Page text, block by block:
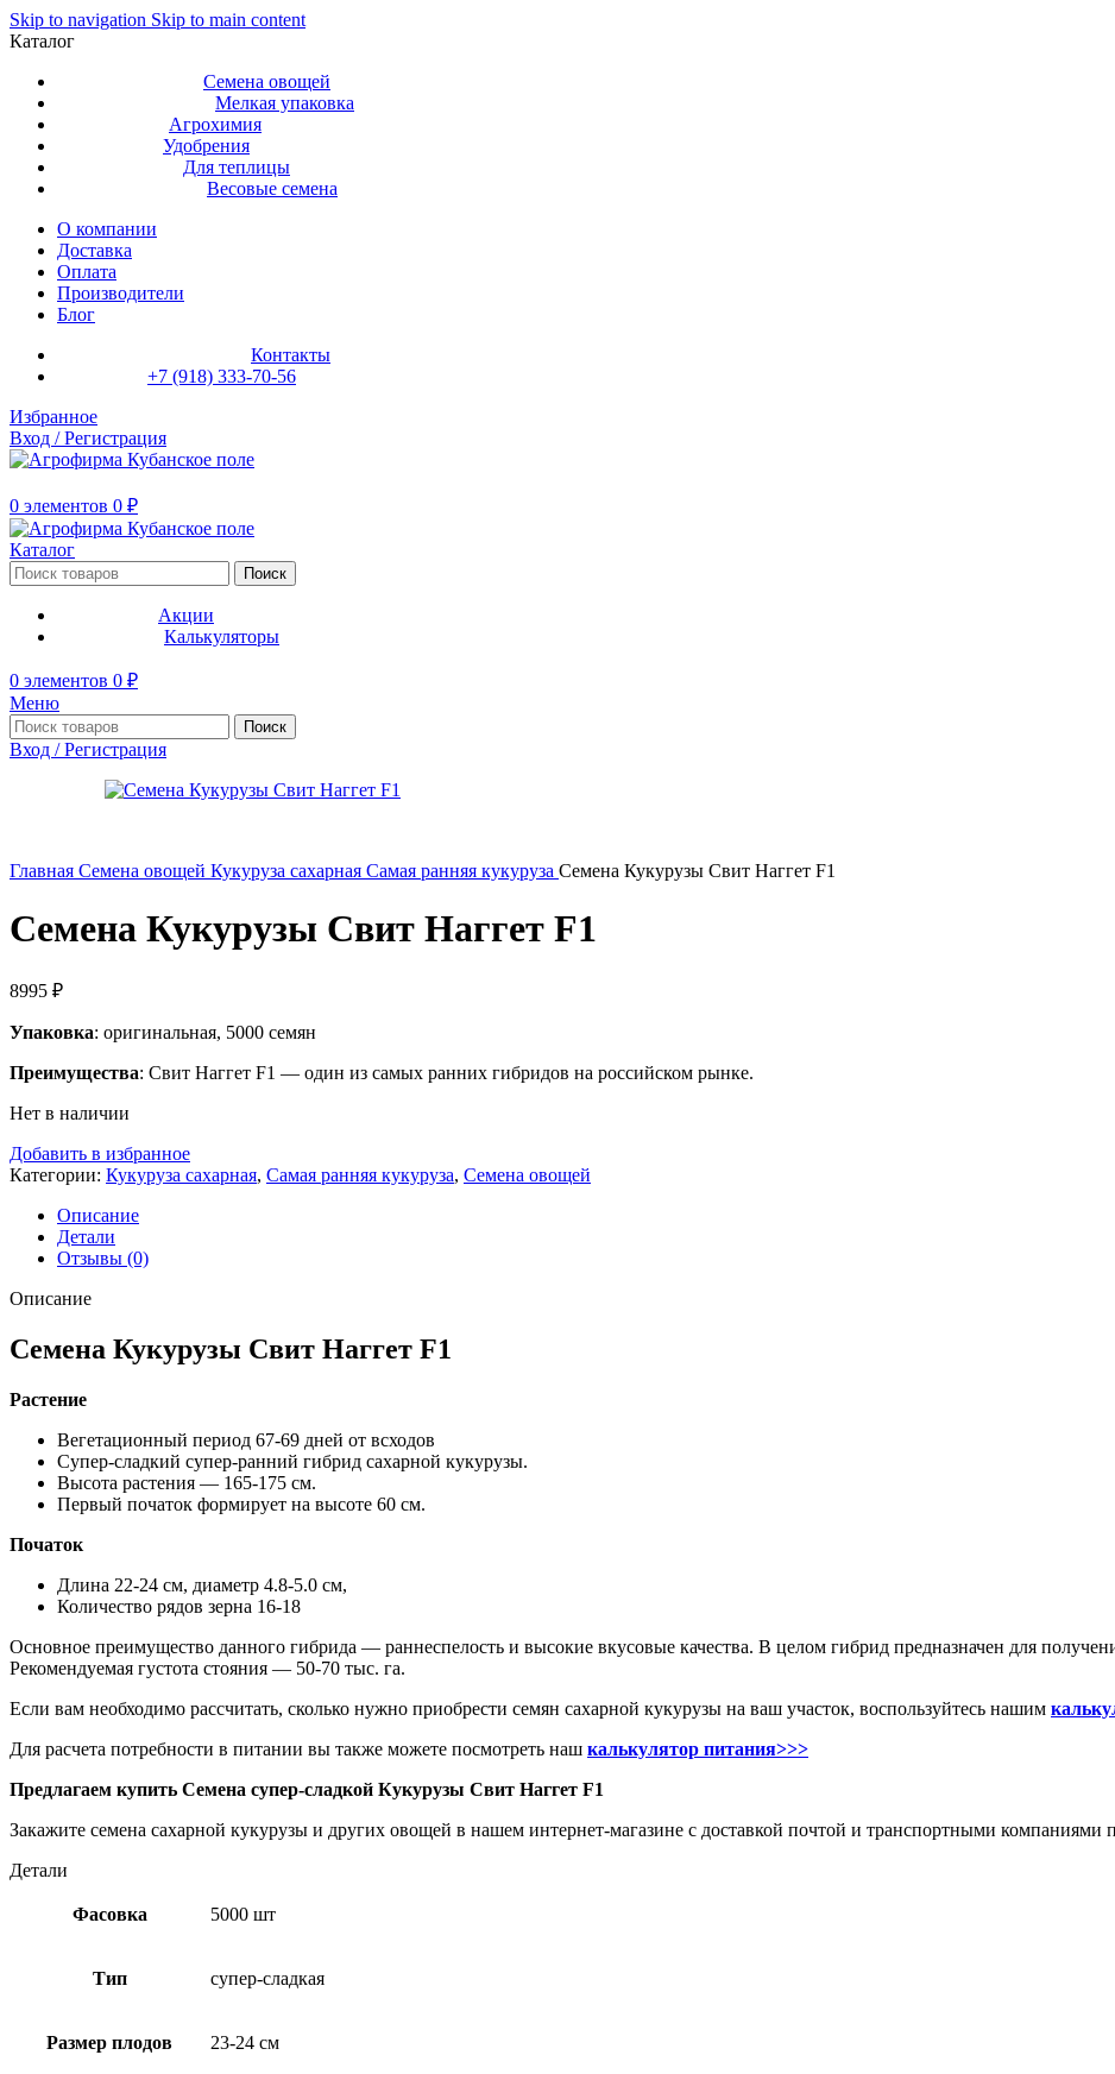
Skip to navigation Skip to main content
Каталог
Семена овощей
Мелкая упаковка
Агрохимия
Удобрения
Для теплицы
Весовые семена
О компании
Доставка
Оплата
Производители
Блог
Контакты
+7 (918) 333-70-56
Избранное
Вход / Регистрация
0 элементов 0 ₽
Каталог
Поиск
Акции
Калькуляторы
0 элементов 0 ₽
Меню
Поиск
Вход / Регистрация
Главная Семена овощей Кукуруза сахарная Самая ранняя кукуруза Семена Кукурузы Свит Наггет F1
Семена Кукурузы Свит Наггет F1
8995 ₽
Упаковка: оригинальная, 5000 семян
Преимущества: Свит Наггет F1 — один из самых ранних гибридов на российском рынке.
Нет в наличии
Добавить в избранное
Категории: Кукуруза сахарная, Самая ранняя кукуруза, Семена овощей
Описание
Детали
Отзывы (0)
Описание
Семена Кукурузы Свит Наггет F1
Растение
Вегетационный период 67-69 дней от всходов
Супер-сладкий супер-ранний гибрид сахарной кукурузы.
Высота растения — 165-175 см.
Первый початок формирует на высоте 60 см.
Початок
Длина 22-24 см, диаметр 4.8-5.0 см,
Количество рядов зерна 16-18
Основное преимущество данного гибрида — раннеспелость и высокие вкусовые качества. В целом гибрид предназначен для
Рекомендуемая густота стояния — 50-70 тыс. га.
Если вам необходимо рассчитать, сколько нужно приобрести семян сахарной кукурузы на ваш участок, воспользуйтесь нашим
Для расчета потребности в питании вы также можете посмотреть наш калькулятор питания>>>
Предлагаем купить Семена супер-сладкой Кукурузы Свит Наггет F1
Закажите семена сахарной кукурузы и других овощей в нашем интернет-магазине с доставкой почтой и транспортными компаниями
Детали
Фасовка 5000 шт
Тип супер-сладкая
Размер плодов 23-24 см